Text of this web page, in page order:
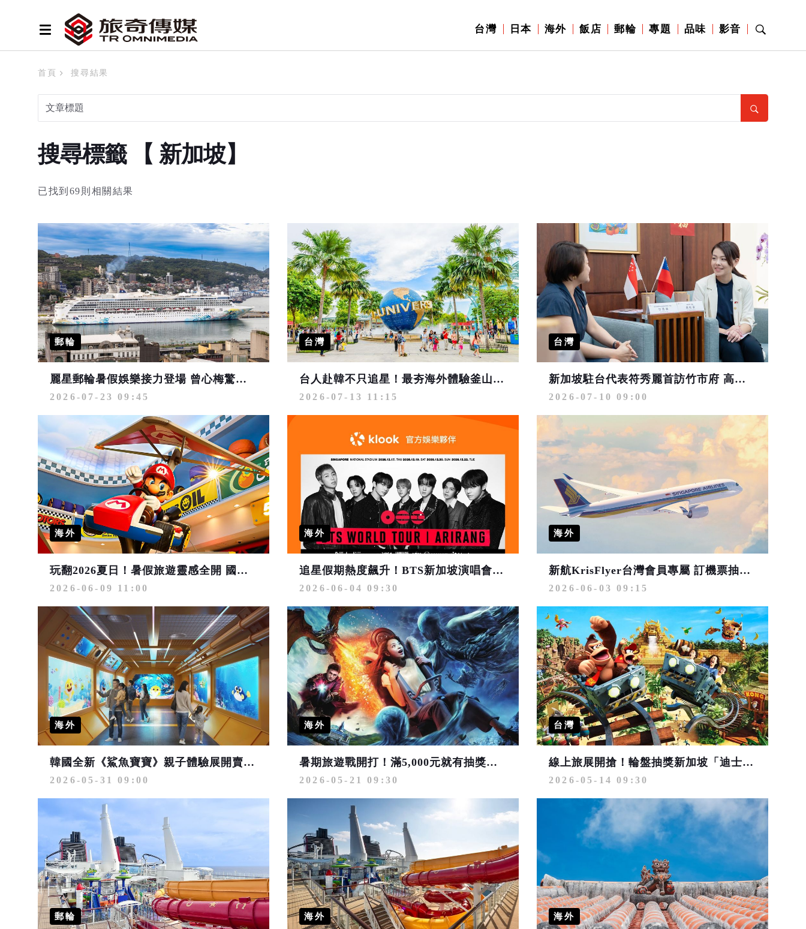
台灣 日本 海外 飯店 郵輪 專題 品味 影音
首頁 搜尋結果
搜尋標籤 【 新加坡】
已找到69則相關結果
郵輪
麗星郵輪暑假娛樂接力登場 曾心梅驚艷海上假期 康康、紀曉君領銜演出
2026-07-23 09:45
台灣
台人赴韓不只追星！最夯海外體驗釜山包辦Top3兩席 北海岸成外籍旅客來台最愛
2026-07-13 11:15
台灣
新加坡駐台代表符秀麗首訪竹市府 高虹安市長：攜手深化科技與城市治理交流
2026-07-10 09:00
海外
玩翻2026夏日！暑假旅遊靈感全開 國際金旅獎精選熱門玩法
2026-06-09 11:00
海外
追星假期熱度飆升！BTS新加坡演唱會旅遊套票開賣 搶攻粉絲荷包
2026-06-04 09:30
海外
新航KrisFlyer台灣會員專屬 訂機票抽周杰倫新加坡2027演唱會門票
2026-06-03 09:15
海外
韓國全新《鯊魚寶寶》親子體驗展開賣 618大促機票優惠99元起
2026-05-31 09:00
海外
暑期旅遊戰開打！滿5,000元就有抽獎資格 搶攻100萬旅遊金
2026-05-21 09:30
台灣
線上旅展開搶！輪盤抽獎新加坡「迪士尼郵輪」免費送
2026-05-14 09:30
郵輪 海外 海外